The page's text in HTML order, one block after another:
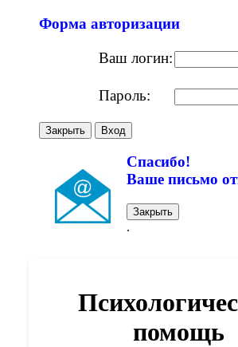
Форма авторизации
Ваш логин:
Пароль:
Закрыть Вход
Спасибо!
Ваше письмо
Закрыть
.
помощь